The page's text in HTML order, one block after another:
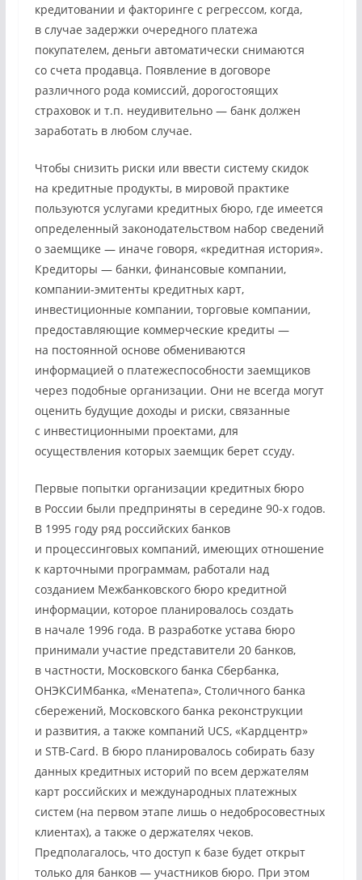
кредитовании и факторинге с регрессом, когда,
в случае задержки очередного платежа
покупателем, деньги автоматически снимаются
со счета продавца. Появление в договоре
различного рода комиссий, дорогостоящих
страховок и т.п. неудивительно — банк должен
заработать в любом случае.
Чтобы снизить риски или ввести систему скидок
на кредитные продукты, в мировой практике
пользуются услугами кредитных бюро, где имеется
определенный законодательством набор сведений
о заемщике — иначе говоря, «кредитная история».
Кредиторы — банки, финансовые компании,
компании-эмитенты кредитных карт,
инвестиционные компании, торговые компании,
предоставляющие коммерческие кредиты —
на постоянной основе обмениваются
информацией о платежеспособности заемщиков
через подобные организации. Они не всегда могут
оценить будущие доходы и риски, связанные
с инвестиционными проектами, для
осуществления которых заемщик берет ссуду.
Первые попытки организации кредитных бюро
в России были предприняты в середине 90-х годов.
В 1995 году ряд российских банков
и процессинговых компаний, имеющих отношение
к карточными программам, работали над
созданием Межбанковского бюро кредитной
информации, которое планировалось создать
в начале 1996 года. В разработке устава бюро
принимали участие представители 20 банков,
в частности, Московского банка Сбербанка,
ОНЭКСИМбанка, «Менатепа», Столичного банка
сбережений, Московского банка реконструкции
и развития, а также компаний UCS, «Кардцентр»
и STB-Card. В бюро планировалось собирать базу
данных кредитных историй по всем держателям
карт российских и международных платежных
систем (на первом этапе лишь о недобросовестных
клиентах), а также о держателях чеков.
Предполагалось, что доступ к базе будет открыт
только для банков — участников бюро. При этом